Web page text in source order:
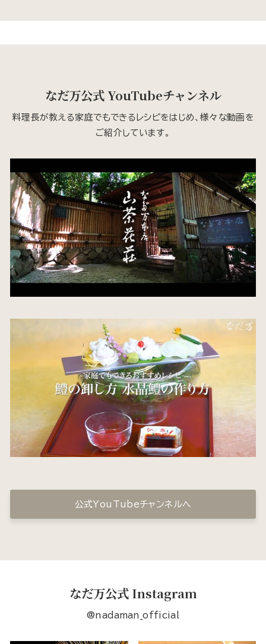
なだ万公式 YouTubeチャンネル
料理長が教える家庭でもできるレシピをはじめ、様々な動画を
ご紹介しています。
公式YouTubeチャンネルへ
なだ万公式 Instagram
@nadaman_official